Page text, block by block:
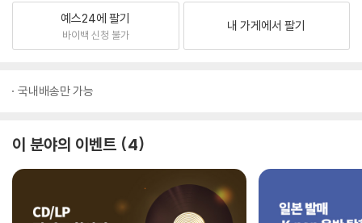
예스24에 팔기
바이백 신청 불가
내 가게에서 팔기
국내배송만 가능
이 분야의 이벤트 4